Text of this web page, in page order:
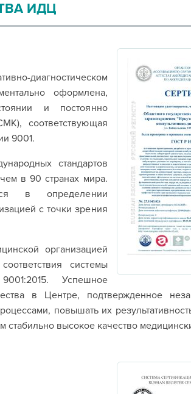
ИДЦ
диагностическом
оформлена,
и постоянно
соответствующая
9001.
стандартов
в 90 странах мира.
в определении
с точки зрения
организацией
системы
Успешное
в Центре, подтвержденное
повышать их
стабильно высокое качество